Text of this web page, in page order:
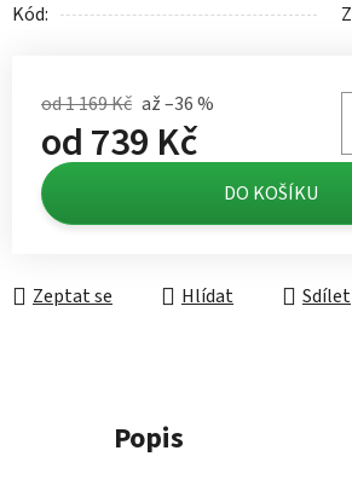
Kód:
od 1 169 Kč až –36 %
od739 Kč
Měrná cena: DO KOŠÍKU
Zeptat se Hlídat Sdílet
Popis